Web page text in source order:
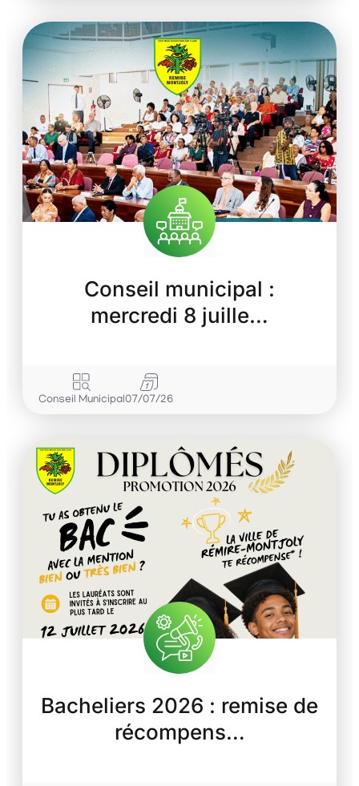
Conseil municipal :
mercredi 8 juille…
Conseil Municipal07/07/26
Bacheliers 2026 : remise de
récompens…